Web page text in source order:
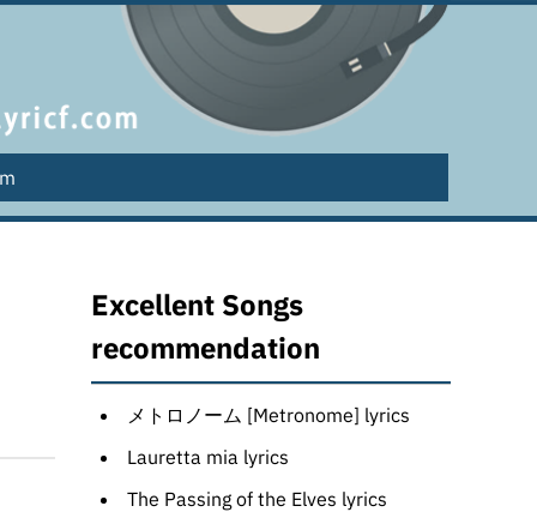
Excellent Songs
recommendation
メトロノーム [Metronome] lyrics
Lauretta mia lyrics
The Passing of the Elves lyrics